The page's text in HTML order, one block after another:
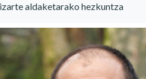
aldaketarako hezkuntza